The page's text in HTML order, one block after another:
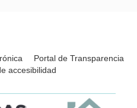
Portal de Transparencia
accesibilidad